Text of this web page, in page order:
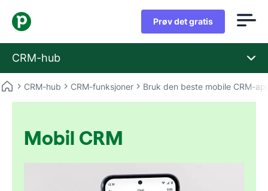
Prøv det gratis
CRM-hub
CRM-hub CRM-funksjoner Bruk den beste mobile CRM-
Mobil CRM